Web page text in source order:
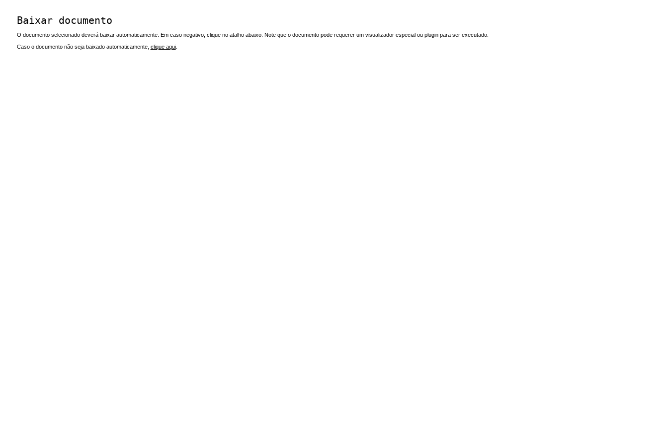
Baixar documento
O documento selecionado deverá baixar automaticamente. Em caso negativo, clique no atalho abaixo. Note que o documento pode requerer um visualizador especial ou plugin para ser executado.
Caso o documento não seja baixado automaticamente, clique aqui.